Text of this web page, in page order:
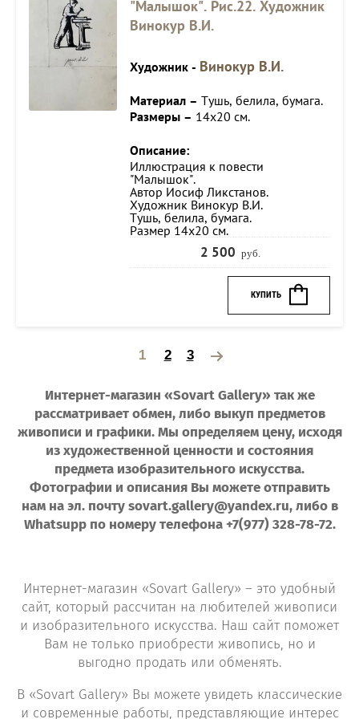
"Малышок". Рис.22. Художник
Винокур В.И.
Художник - Винокур В.И.
Материал – Тушь, белила, бумага.
Размеры – 14х20 см.
Описание:
Иллюстрация к повести
"Малышок".
Автор Иосиф Ликстанов.
Художник Винокур В.И.
Тушь, белила, бумага.
Размер 14х20 см.
2 500 руб.
КУПИТЬ
1 2 3
Интернет-магазин «Sovart Gallery» так же
рассматривает обмен, либо выкуп предметов
живописи и графики. Мы определяем цену, исходя
из художественной ценности и состояния
предмета изобразительного искусства.
Фотографии и описания Вы можете отправить
нам на эл. почту sovart.gallery@yandex.ru, либо в
Whatsupp по номеру телефона +7(977) 328-78-72.
Интернет-магазин «Sovart Gallery» – это удобный
сайт, который рассчитан на любителей живописи
и изобразительного искусства. Наш сайт поможет
Вам не только приобрести живопись, но и
выгодно продать или обменять.
В «Sovart Gallery» Вы можете увидеть классические
и современные работы, представляющие интерес